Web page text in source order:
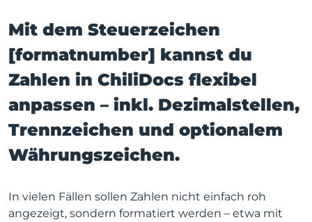
Mit dem Steuerzeichen
[formatnumber] kannst du
Zahlen in ChiliDocs flexibel
anpassen – inkl. Dezimalstellen,
Trennzeichen und optionalem
Währungszeichen.
In vielen Fällen sollen Zahlen nicht einfach roh
angezeigt, sondern formatiert werden – etwa mit